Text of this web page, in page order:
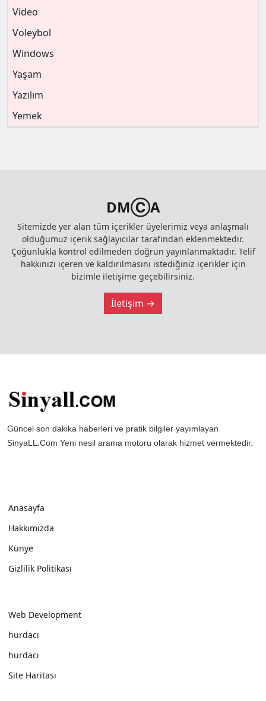
Video
Voleybol
Windows
Yaşam
Yazılım
Yemek
DMⒸA
Sitemizde yer alan tüm içerikler üyelerimiz veya anlaşmalı
olduğumuz içerik sağlayıcılar tarafından eklenmektedir.
Çoğunlukla kontrol edilmeden doğrun yayınlanmaktadır. Telif
hakkınızı içeren ve kaldırılmasını istediğiniz içerikler için
bizimle iletişime geçebilirsiniz.
İletişim →
Güncel son dakika haberleri ve pratik bilgiler yayımlayan
SinyaLL.Com Yeni nesil arama motoru olarak hizmet vermektedir.
Anasayfa
Hakkımızda
Künye
Gizlilik Politikası
Web Development
hurdacı
hurdacı
Site Haritası